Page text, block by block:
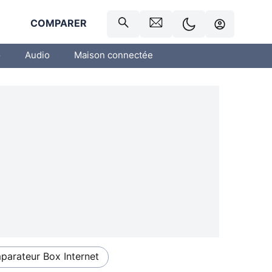
COMPARER
Audio Maison connectée
Box Internet